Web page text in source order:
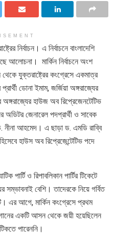
নির্বাচন। এ নির্বাচনে বাংলাদেশি
আলোচনা। মার্কিন নির্বাচনে অংশ
যুক্তরাষ্ট্রের কংগ্রেসে একমাত্র
ডোনা ইমাম, জর্জিয়া অঙ্গরাজ্যের
অঙ্গরাজ্যের হাউজ অব রিপ্রেজেনটেটিভ
অডিটর জেনারেল পদপ্রার্থী ও সাবেক
ড. নীনা আহমেদ। এ ছাড়া ড. এমডি রাব্বি
হাউস অব রিপ্রেজেন্টেটিভ পদে
পার্টি ও রিপাবলিকান পার্টির টিকেটে
সম্ভাবনাই বেশি। তাদেরকে নিয়ে গর্বিত
এর আগে, মার্কিন কংগ্রেসে প্রথম
একটি আসন থেকে জয়ী হয়েছিলেন
পারেননি।